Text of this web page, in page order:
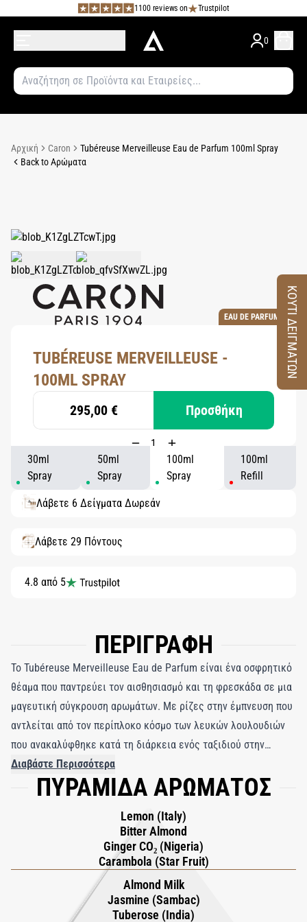
1100 reviews on Trustpilot
0
Αρχική Caron
Tubéreuse Merveilleuse Eau de Parfum 100ml Spray
Back to Αρώματα
EAU DE PARFUM
TUBÉREUSE MERVEILLEUSE -
100ML SPRAY
295,00 € Προσθήκη
30ml
Spray
50ml
Spray
100ml
Spray
100ml
Refill
Λάβετε 6 Δείγματα Δωρεάν
Λάβετε 29 Πόντους
4.8 από 5
ΠΕΡΙΓΡΑΦΗ
Το Tubéreuse Merveilleuse Eau de Parfum είναι ένα οσφρητικό
θέαμα που παντρεύει τον αισθησιασμό και τη φρεσκάδα σε μια
μαγευτική σύγκρουση αρωμάτων. Με ρίζες στην έμπνευση που
αντλείται από τον περίπλοκο κόσμο των λευκών λουλουδιών
που ανακαλύφθηκε κατά τη διάρκεια ενός ταξιδιού στην
Ταϊλάνδη, ο αρωματοποιός της CARON δημιούργησε έναν
τολμηρό πυρήνα για αυτό το άρωμα. Η λαχταριστή σαρκική
νιγηριανό τζίντζερ, σχηματίζοντας ένα πλούσιο μπουκέτο που
ωθεί τα όρια της μυρωδιάς, που ενισχύεται από το ηλεκτρικό
ξύσμα του τζίντζερ. Η φωτεινότητα εισάγεται με το ζουμερό
λεμόνι και τα αστεροειδή φρούτα, συνοδευόμενη από τη
δροσιστική πικράδα του αμυγδάλου. Ο αρωματικός δυναμισμός
επιμένει καθώς το απόλυτο γιασεμί sambac και το απόλυτο
Διαβάστε Περισσότερα
ΠΥΡΑΜΙΔΑ ΑΡΩΜΑΤΟΣ
Lemon (Italy)
Bitter Almond
Ginger CO₂ (Nigeria)
Carambola (Star Fruit)
Almond Milk
Jasmine (Sambac)
Tuberose (India)
ΚΟΥΤΙ ΔΕΙΓΜΑΤΩΝ